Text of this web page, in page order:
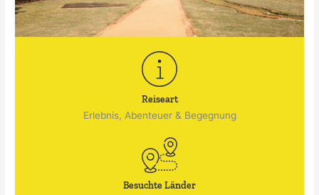
Reiseart
Erlebnis, Abenteuer & Begegnung
Besuchte Länder